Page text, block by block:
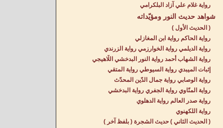
رواية غلام علي آزاد البلكرامي
شواهد حديث النور ومؤيّداته
( الحديث الأول )
رواية الحاكم رواية ابن المغازلي
رواية الديلمي رواية الخوارزمي رواية الزرندي
رواية الشهاب أحمد رواية النور البدخشي اللّاهيجي
إثبات الميبدي رواية السيوطي رواية المتقي
رواية الوصابي رواية جمال الدّين المحدّث
رواية المنّاوي رواية الجفري رواية البدخشي
رواية صدر العالم رواية الدهلوي
رواية اللكهنوي
( الحديث الثاني ) حديث الشجرة ( بلفظ آخر )